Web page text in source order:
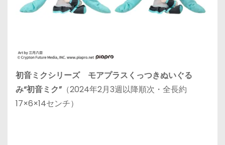
初音ミクシリーズ モアプラスくっつきぬいぐる
み“初音ミク”（2024年2月3週以降順次・全長約
17×6×14センチ）